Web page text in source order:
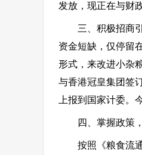
发放，现正在与财
三、积极招商引
资金短缺，仅停留
形式，来改进小杂
与香港冠皇集团签
上报到国家计委。
四、掌握政策，
按照《粮食流通